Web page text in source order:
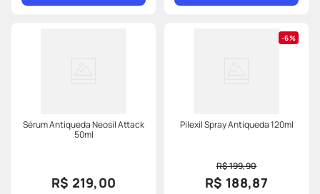
Sérum Antiqueda Neosil Attack
50ml
R$ 219,00
6%
Pilexil Spray Antiqueda 120ml
R$ 199,90
R$ 188,87